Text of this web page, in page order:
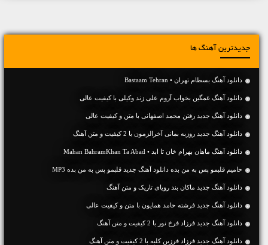
جدیدترین آهنگ ها
دانلود آهنگ بسطام تهران • Bastaam Tehran
دانلود آهنگ غمگین بخواب آروم علی زند وکیلی با کیفیت عالی
دانلود آهنگ جديد رفتن محمد اصفهانی با متن و کیفیت عالی
دانلود آهنگ جديد روزبه بمانی آخرالزمون با 2 کیفیت و متن آهنگ
دانلود آهنگ ماهان بهرام خان تا ابد • Mahan BahramKhan Ta Abad
حامیم قلبمو پس به من بده دانلود آهنگ جدید قلبمو پس به من بده MP3
دانلود آهنگ جديد ماکان بند رویای تاریک و متن آهنگ
دانلود آهنگ جديد فرشته حامد همایون با متن و کیفیت عالی
دانلود آهنگ جديد فرزاد فرخ نور با 2 کیفیت و متن آهنگ
دانلود آهنگ جديد فرزاد فرزین کلبه با 2 کیفیت و متن آهنگ